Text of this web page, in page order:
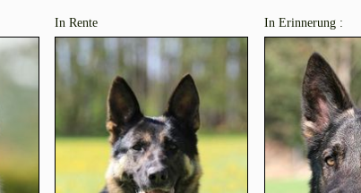
In Rente In Erinnerung :